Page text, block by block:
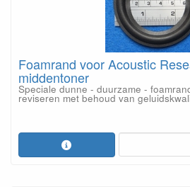
Foamrand voor Acoustic
middentoner
Speciale dunne - duurzame -
reviseren met behoud van